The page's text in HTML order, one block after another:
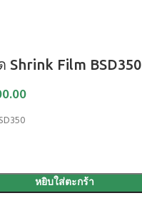
Shrink Film BSD350
หยิบใส่ตะกร้า